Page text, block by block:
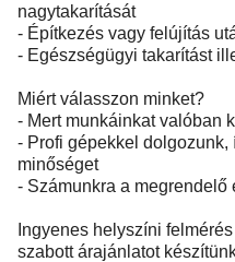
nagytakarítását
- Építkezés vagy felújítás
- Egészségügyi takarítást
Miért válasszon minket?
- Mert munkáinkat valóban
- Profi gépekkel
minőséget
- Számunkra a
Ingyenes helyszíni
szabott árajánlatot